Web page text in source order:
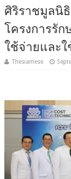
ศิริราชมูลนิ
โครงการรั
ใช้จ่ายและ
Thesiamese